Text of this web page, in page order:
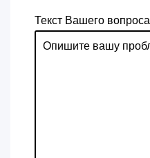
Текст Вашего вопроса